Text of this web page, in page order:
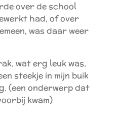
over de school
had, of over
was daar weer
wat erg leuk was,
steekje in mijn buik
(een onderwerp dat
kwam)